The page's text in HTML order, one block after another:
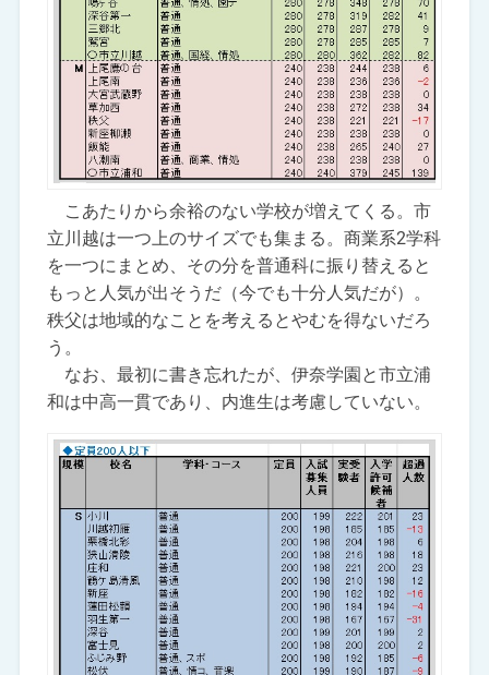
こあたりから余裕のない学校が増えてくる。市
立川越は一つ上のサイズでも集まる。商業系2学科
を一つにまとめ、その分を普通科に振り替えると
もっと人気が出そうだ（今でも十分人気だが）。
秩父は地域的なことを考えるとやむを得ないだろ
う。
なお、最初に書き忘れたが、伊奈学園と市立浦
和は中高一貫であり、内進生は考慮していない。